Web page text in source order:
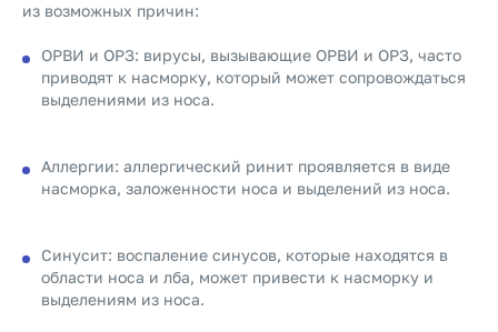
из возможных причин:
ОРВИ и ОРЗ: вирусы, вызывающие ОРВИ и ОРЗ, часто
приводят к насморку, который может сопровождаться
выделениями из носа.
Аллергии: аллергический ринит проявляется в виде
насморка, заложенности носа и выделений из носа.
Синусит: воспаление синусов, которые находятся в
области носа и лба, может привести к насморку и
выделениям из носа.